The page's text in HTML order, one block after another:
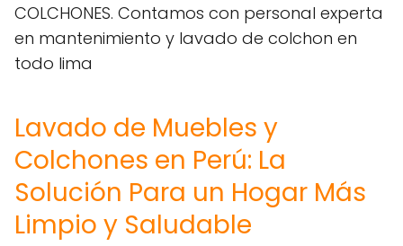
COLCHONES. Contamos con personal experta
en mantenimiento y lavado de colchon en
todo lima
Lavado de Muebles y
Colchones en Perú: La
Solución Para un Hogar Más
Limpio y Saludable